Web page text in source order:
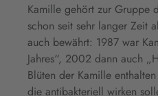
Kamille gehört zur Gruppe
schon seit sehr langer Zeit
auch bewährt: 1987 war
Jahres“, 2002 dann auch
Blüten der Kamille
die antibakteriell wirken